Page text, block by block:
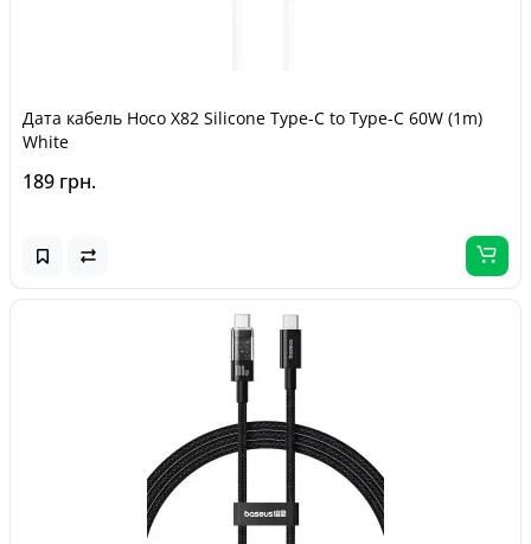
Дата кабель Hoco X82 Silicone Type-C to Type-C 60W (1m)
White
189 грн.